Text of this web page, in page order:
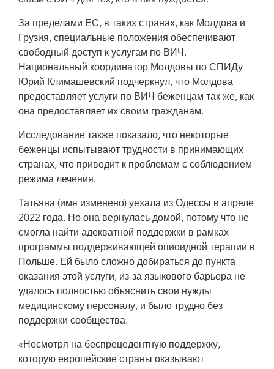
За пределами ЕС, в таких странах, как Молдова и
Грузия, специальные положения обеспечивают
свободный доступ к услугам по ВИЧ.
Национальный координатор Молдовы по СПИДу
Юрий Климашевский подчеркнул, что Молдова
предоставляет услуги по ВИЧ беженцам так же, как
она предоставляет их своим гражданам.
Исследование также показало, что некоторые
беженцы испытывают трудности в принимающих
странах, что приводит к проблемам с соблюдением
режима лечения.
Татьяна (имя изменено) уехала из Одессы в апреле
2022 года. Но она вернулась домой, потому что не
смогла найти адекватной поддержки в рамках
программы поддерживающей опиоидной терапии в
Польше. Ей было сложно добираться до пункта
оказания этой услуги, из-за языкового барьера не
удалось полностью объяснить свои нужды
медицинскому персоналу, и было трудно без
поддержки сообщества.
«Несмотря на беспрецедентную поддержку,
которую европейские страны оказывают